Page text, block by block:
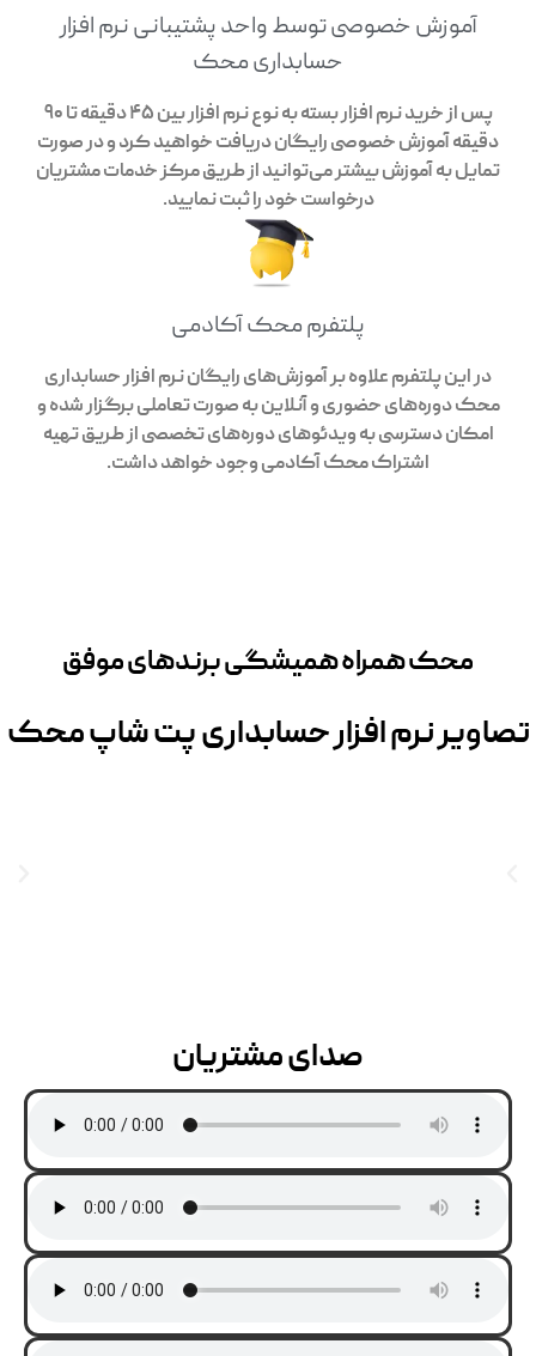
آموزش خصوصی توسط واحد پشتیبانی نرم افزار
حسابداری محک
پس از خرید نرم افزار بسته به نوع نرم افزار بین 45 دقیقه تا 90
دقیقه آموزش خصوصی رایگان دریافت خواهید کرد و در صورت
تمایل به آموزش بیشتر می‌توانید از طریق مرکز خدمات مشتریان
درخواست خود را ثبت نمایید.
پلتفرم محک آکادمی
در این پلتفرم علاوه بر آموزش‌های رایگان نرم افزار حسابداری
محک دوره‌های حضوری و آنلاین به صورت تعاملی برگزار شده و
امکان دسترسی به ویدئوهای دوره‌های تخصصی از طریق تهیه
اشتراک محک آکادمی وجود خواهد داشت.
محک همراه همیشگی برندهای موفق
تصاویر نرم افزار حسابداری پت شاپ محک
صدای مشتریان